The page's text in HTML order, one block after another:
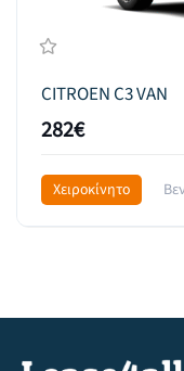
CITROEN C3 VAN
282€
Χειροκίνητο